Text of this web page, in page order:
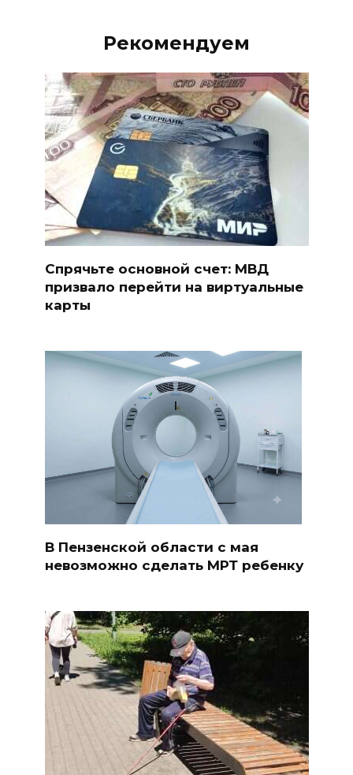
Рекомендуем
Спрячьте основной счет: МВД
призвало перейти на виртуальные
карты
В Пензенской области с мая
невозможно сделать МРТ ребенку